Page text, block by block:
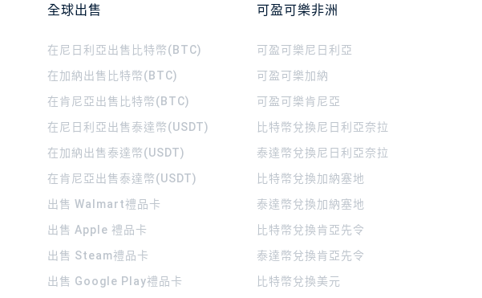
全球出售
在尼日利亞出售比特幣(BTC)
在加納出售比特幣(BTC)
在肯尼亞出售比特幣(BTC)
在尼日利亞出售泰達幣(USDT)
在加納出售泰達幣(USDT)
在肯尼亞出售泰達幣(USDT)
出售 Walmart禮品卡
出售 Apple 禮品卡
出售 Steam禮品卡
出售 Google Play禮品卡
可盈可樂非洲
可盈可樂 尼日利亞
可盈可樂加納
可盈可樂肯尼亞
比特幣兌換尼日利亞奈拉
泰達幣兌換尼日利亞奈拉
比特幣兌換加納塞地
泰達幣兌換加納塞地
比特幣兌換肯亞先令
泰達幣兌換肯亞先令
比特幣兌換美元